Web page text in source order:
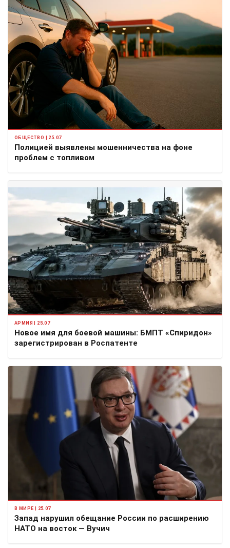
ОБЩЕСТВО | 25.07
Полицией выявлены мошенничества на фоне
проблем с топливом
АРМИЯ | 25.07
Новое имя для боевой машины: БМПТ «Спиридон»
зарегистрирован в Роспатенте
В МИРЕ | 25.07
Запад нарушил обещание России по расширению
НАТО на восток — Вучич